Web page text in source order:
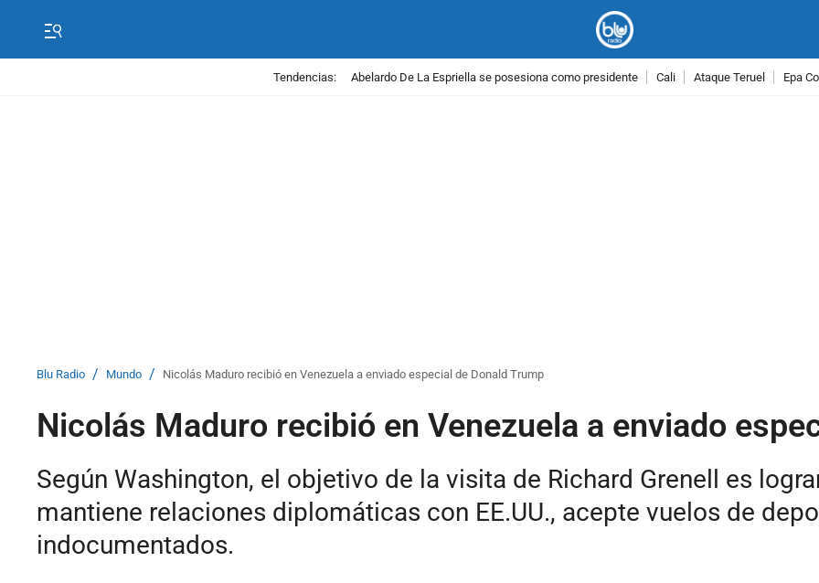
Tendencias: Abelardo De La Espriella se posesiona como presidente Cali Ataque Teruel Epa
Blu Radio / Mundo / Nicolás Maduro recibió en Venezuela a enviado especial de Donald Trump
Nicolás Maduro recibió en Venezuela a enviado
Según Washington, el objetivo de la visita de Richard Grenell es
mantiene relaciones diplomáticas con EE.UU., acepte vuelos de
indocumentados.